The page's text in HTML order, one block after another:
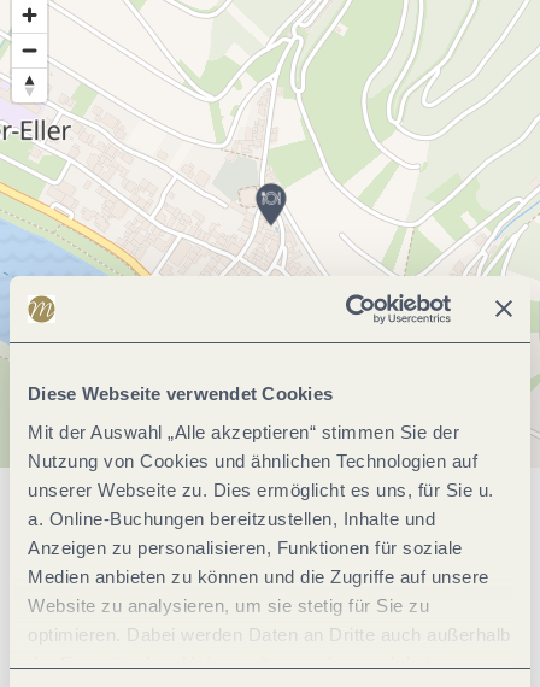
Diese Webseite verwendet Cookies
Mit der Auswahl „Alle akzeptieren“ stimmen Sie der
Nutzung von Cookies und ähnlichen Technologien auf
unserer Webseite zu. Dies ermöglicht es uns, für Sie u.
a. Online-Buchungen bereitzustellen, Inhalte und
Anzeigen zu personalisieren, Funktionen für soziale
Medien anbieten zu können und die Zugriffe auf unsere
Website zu analysieren, um sie stetig für Sie zu
optimieren. Dabei werden Daten an Dritte auch außerhalb
der Europäischen Union weitergegeben und dort
Allgemeine Informationen
Öffnungszeiten